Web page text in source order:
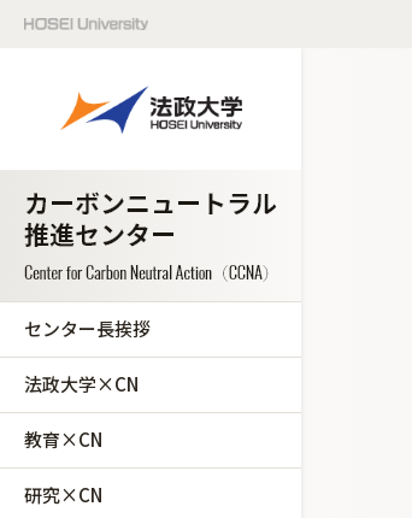
センター長挨拶
法政大学×CN
教育×CN
研究×CN